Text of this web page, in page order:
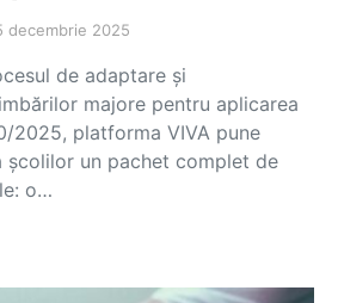
decembrie 2025
de adaptare și
majore pentru aplicarea
2025, platforma VIVA pune
un pachet complet de
o…